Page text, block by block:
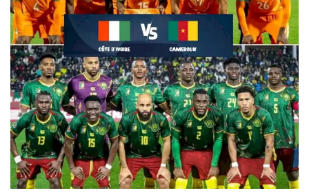
CAN TOTALENERGIES
Lions Indomptables
CAF
Lionnes Indomptables
Judo
Elite Football
Mercato
GSL